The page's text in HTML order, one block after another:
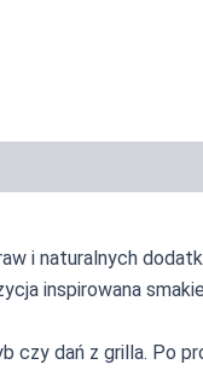
i naturalnych
inspirowana
czy dań z grilla. Po